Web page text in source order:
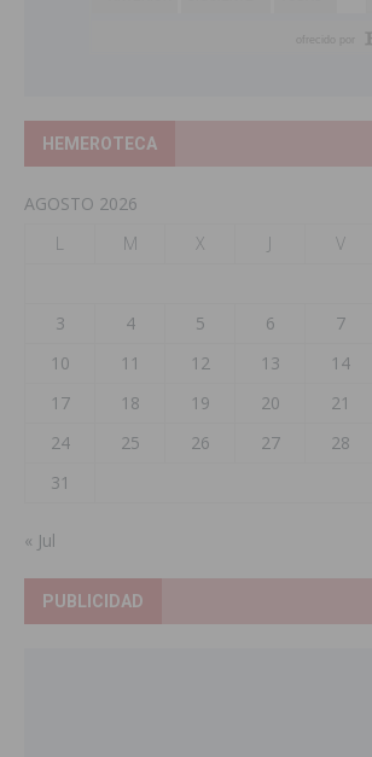
HEMEROTECA
AGOSTO 2026
L
M X J V
3
4 5 6 7
10
11 12 13 14
17
18 19 20 21
24
25 26 27 28
31
« Jul
PUBLICIDAD